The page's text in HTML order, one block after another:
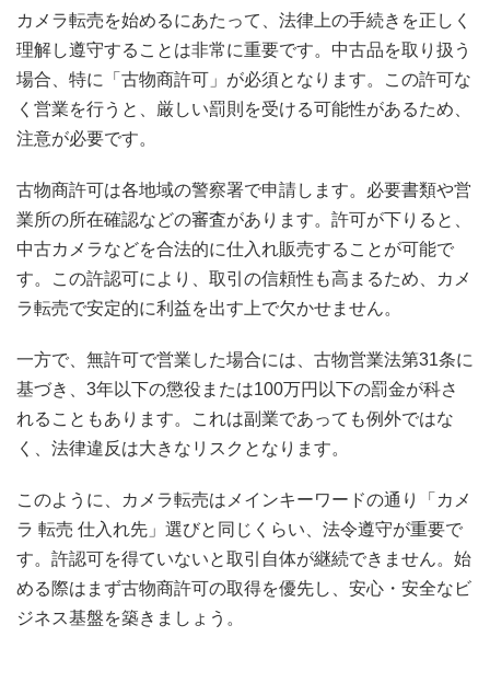
カメラ転売を始めるにあたって、法律上の手続きを正しく
理解し遵守することは非常に重要です。中古品を取り扱う
場合、特に「古物商許可」が必須となります。この許可な
く営業を行うと、厳しい罰則を受ける可能性があるため、
注意が必要です。
古物商許可は各地域の警察署で申請します。必要書類や営
業所の所在確認などの審査があります。許可が下りると、
中古カメラなどを合法的に仕入れ販売することが可能で
す。この許認可により、取引の信頼性も高まるため、カメ
ラ転売で安定的に利益を出す上で欠かせません。
一方で、無許可で営業した場合には、古物営業法第31条に
基づき、3年以下の懲役または100万円以下の罰金が科さ
れることもあります。これは副業であっても例外ではな
く、法律違反は大きなリスクとなります。
このように、カメラ転売はメインキーワードの通り「カメ
ラ 転売 仕入れ先」選びと同じくらい、法令遵守が重要で
す。許認可を得ていないと取引自体が継続できません。始
める際はまず古物商許可の取得を優先し、安心・安全なビ
ジネス基盤を築きましょう。